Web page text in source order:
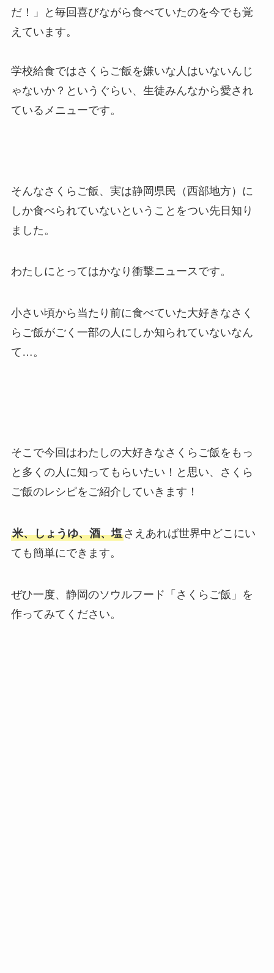
だ！」と毎回喜びながら食べていたのを今でも覚
えています。
学校給食ではさくらご飯を嫌いな人はいないんじ
ゃないか？というぐらい、生徒みんなから愛され
ているメニューです。
そんなさくらご飯、実は静岡県民（西部地方）に
しか食べられていないということをつい先日知り
ました。
わたしにとってはかなり衝撃ニュースです。
小さい頃から当たり前に食べていた大好きなさく
らご飯がごく一部の人にしか知られていないなん
て…。
そこで今回はわたしの大好きなさくらご飯をもっ
と多くの人に知ってもらいたい！と思い、さくら
ご飯のレシピをご紹介していきます！
米、しょうゆ、酒、塩さえあれば世界中どこにい
ても簡単にできます。
ぜひ一度、静岡のソウルフード「さくらご飯」を
作ってみてください。